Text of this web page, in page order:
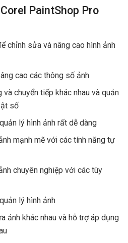
PaintShop Pro
chỉnh sửa và nâng cao hình ảnh
cao các thông số ảnh
chuyển tiếp khác nhau và quản
số
lý hình ảnh rất dễ dàng
mạnh mẽ với các tính năng tự
chuyên nghiệp với các tùy
lý hình ảnh
ảnh khác nhau và hỗ trợ áp dụng